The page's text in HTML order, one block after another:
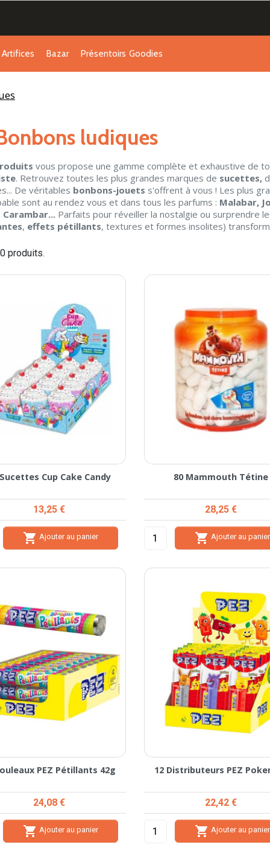
Artifices Bazar Présentoirs Goodies
ludiques
vous propose une gamme complète et exhaustive de
. Retrouvez toutes les plus grandes marques de sucettes,
De véritables bonbons-jouets s'offrent à vous ! Les plus
sont au rendez vous et dans tous les parfums : Malabar,
Carambar... Parfaits pour réveiller la nostalgie ou surprendre
, effets pétillants, textures et formes insolites)
produits.
Cup Cake Candy
Prix
13,25 €
 Ajouter au panier
80 Mammouth Tétine
Prix
28,25 €
 Ajouter au panier
PEZ Pétillants 42g
Prix
24,08 €
 Ajouter au panier
12 Distributeurs PEZ
Prix
22,42 €
 Ajouter au panier